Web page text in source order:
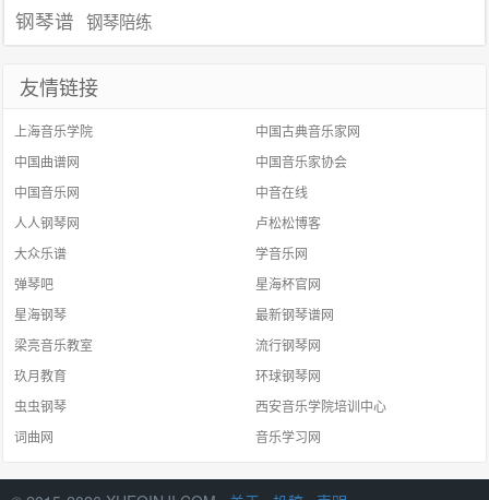
钢琴谱 钢琴陪练
友情链接
上海音乐学院
中国古典音乐家网
中国曲谱网
中国音乐家协会
中国音乐网
中音在线
人人钢琴网
卢松松博客
大众乐谱
学音乐网
弹琴吧
星海杯官网
星海钢琴
最新钢琴谱网
梁亮音乐教室
流行钢琴网
玖月教育
环球钢琴网
虫虫钢琴
西安音乐学院培训中心
词曲网
音乐学习网